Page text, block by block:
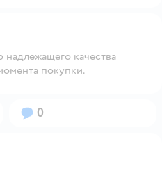
надлежащего качества
покупки.
Вопросов:
0